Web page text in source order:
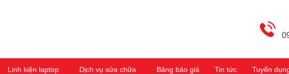
Linh kiện laptop Dịch vụ sửa chữa Bảng báo giá Tin tức Tuyển